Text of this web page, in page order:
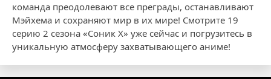
команда преодолевают все преграды, останавливают
Мэйхема и сохраняют мир в их мире! Смотрите 19
серию 2 сезона «Соник X» уже сейчас и погрузитесь в
уникальную атмосферу захватывающего аниме!